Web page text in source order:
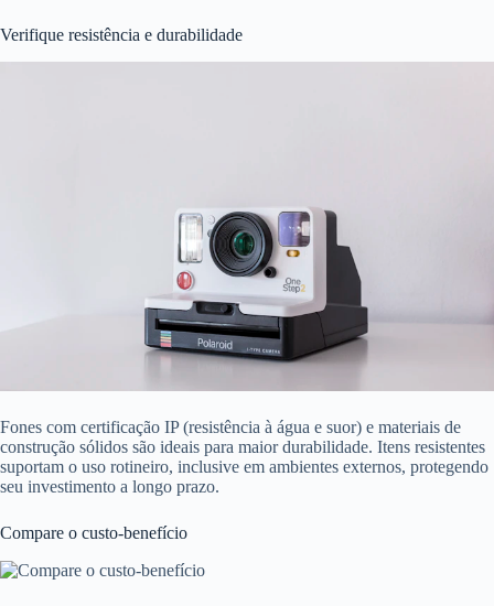
Verifique resistência e durabilidade
Fones com certificação IP (resistência à água e suor) e materiais de
construção sólidos são ideais para maior durabilidade. Itens resistentes
suportam o uso rotineiro, inclusive em ambientes externos, protegendo
seu investimento a longo prazo.
Compare o custo-benefício